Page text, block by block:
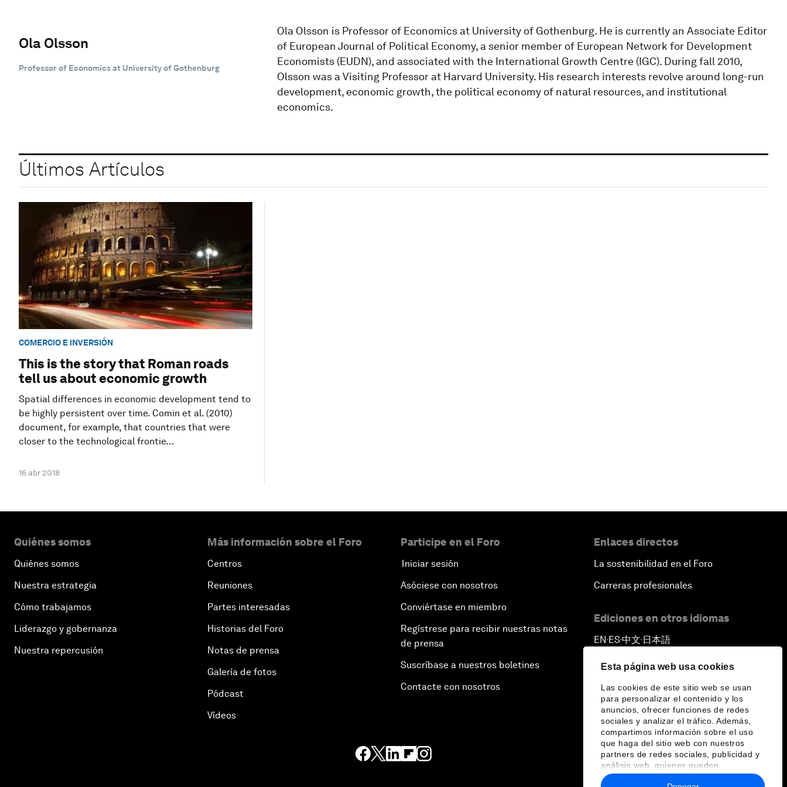
Esta página web usa cookies
Las cookies de este sitio web se usan
para personalizar el contenido y los
anuncios, ofrecer funciones de redes
sociales y analizar el tráfico. Además,
compartimos información sobre el uso
que haga del sitio web con nuestros
partners de redes sociales, publicidad y
análisis web, quienes pueden
combinarla con otra información que les
Ola Olsson
Professor of Economics at University of Gothenburg
Ola Olsson is Professor of Economics at University of Gothenburg. He is currently an Associate Editor
of European Journal of Political Economy, a senior member of European Network for Development
Economists (EUDN), and associated with the International Growth Centre (IGC). During fall 2010,
Olsson was a Visiting Professor at Harvard University. His research interests revolve around long-run
development, economic growth, the political economy of natural resources, and institutional
economics.
Últimos Artículos
COMERCIO E INVERSIÓN
This is the story that Roman roads
tell us about economic growth
Spatial differences in economic development tend to
be highly persistent over time. Comin et al. (2010)
document, for example, that countries that were
closer to the technological frontie...
16 abr 2018
Quiénes somos
Quiénes somos
Nuestra estrategia
Cómo trabajamos
Liderazgo y gobernanza
Nuestra repercusión
Más información sobre el Foro
Centros
Reuniones
Partes interesadas
Historias del Foro
Notas de prensa
Galería de fotos
Pódcast
Vídeos
Participe en el Foro
Iniciar sesión
Asóciese con nosotros
Conviértase en miembro
Regístrese para recibir nuestras notas
de prensa
Suscríbase a nuestros boletines
Contacte con nosotros
Enlaces directos
La sostenibilidad en el Foro
Carreras profesionales
Ediciones en otros idiomas
EN ▪ ES▪中文▪ 日本語